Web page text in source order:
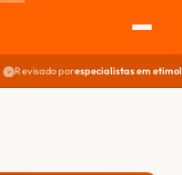
Revisado porespecialistas em